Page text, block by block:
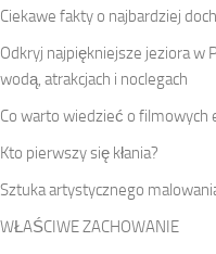
Ciekawe fakty o najbardziej
Odkryj najpiękniejsze jeziora w
wodą, atrakcjach i noclegach
Co warto wiedzieć o filmowych
Kto pierwszy się kłania?
Sztuka artystycznego
WŁAŚCIWE ZACHOWANIE